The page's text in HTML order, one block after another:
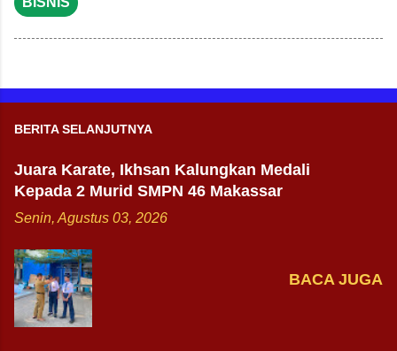
BERITA SELANJUTNYA
Juara Karate, Ikhsan Kalungkan Medali
Kepada 2 Murid SMPN 46 Makassar
Senin, Agustus 03, 2026
BACA JUGA